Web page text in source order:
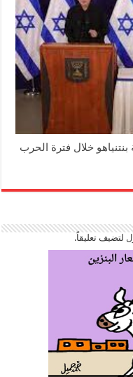
خلال فترة الحرب
لتضيف تعليقاً.